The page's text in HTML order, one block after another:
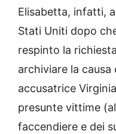
Elisabetta, infatti,
Stati Uniti dopo
respinto la
archiviare la
accusatrice
presunte vittime
faccendiere e dei